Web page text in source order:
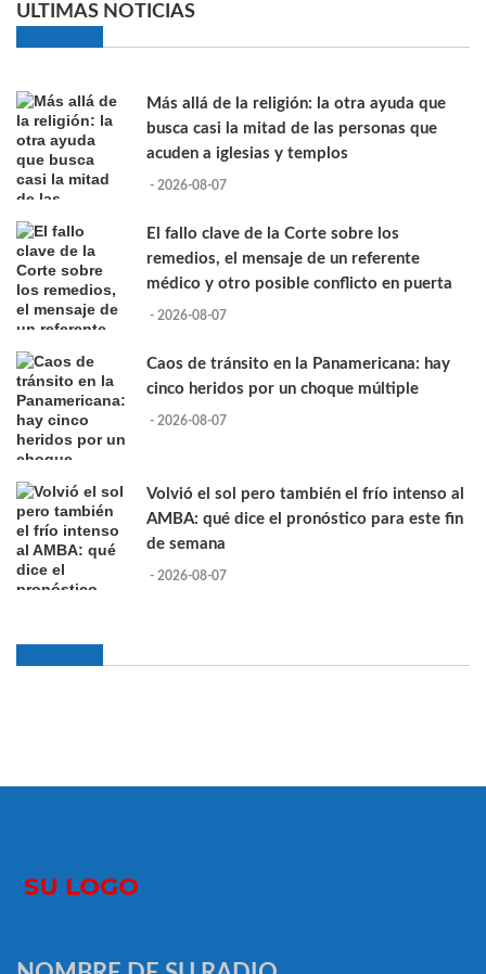
ULTIMAS NOTICIAS
Más allá de la religión: la otra ayuda que
busca casi la mitad de las personas que
acuden a iglesias y templos
- 2026-08-07
El fallo clave de la Corte sobre los
remedios, el mensaje de un referente
médico y otro posible conflicto en puerta
- 2026-08-07
Caos de tránsito en la Panamericana: hay
cinco heridos por un choque múltiple
- 2026-08-07
Volvió el sol pero también el frío intenso al
AMBA: qué dice el pronóstico para este fin
de semana
- 2026-08-07